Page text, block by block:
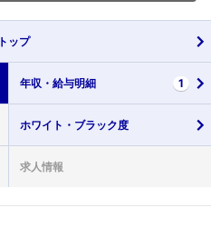
トップ
年収・ 給与明細 1
ホワイト・ ブラック度
求人情報